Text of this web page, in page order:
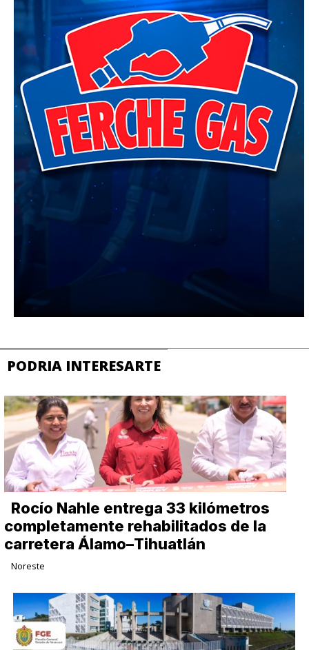
PODRIA INTERESARTE
Rocío Nahle entrega 33 kilómetros
completamente rehabilitados de la
carretera Álamo–Tihuatlán
Noreste